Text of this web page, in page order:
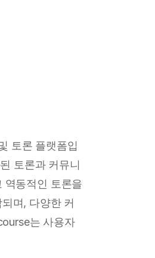
토론 플랫폼입
토론과 커뮤니
역동적인 토론을
며, 다양한 커
는 사용자